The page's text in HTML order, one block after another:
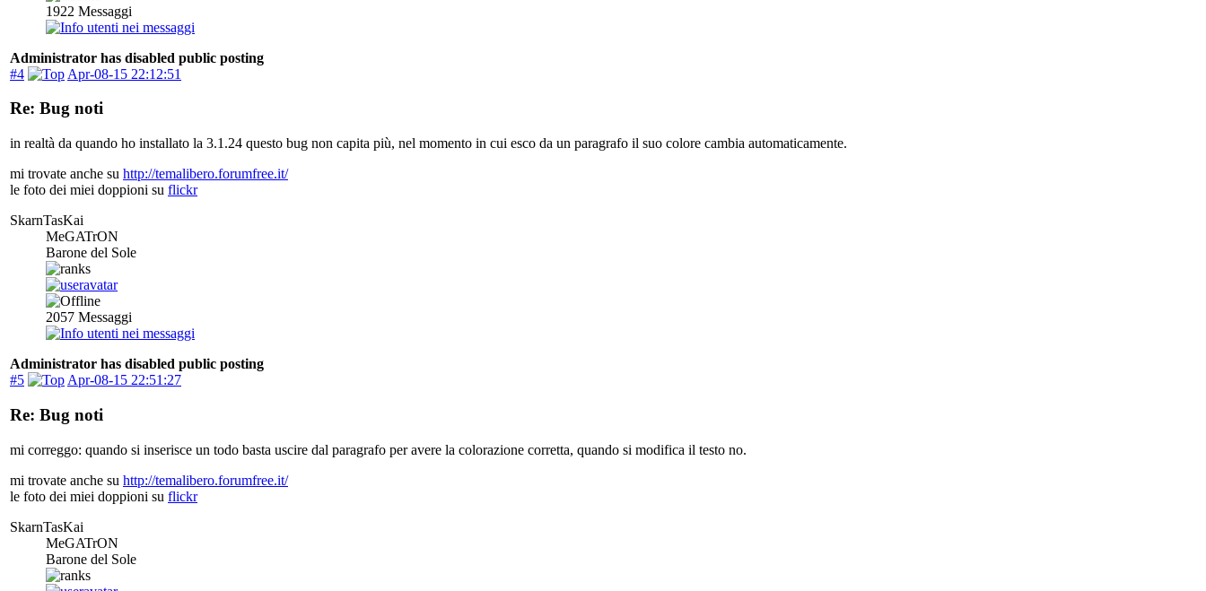
1922 Messaggi
Administrator has disabled public posting
#4
Apr-08-15 22:12:51
Re: Bug noti
in realtà da quando ho installato la 3.1.24 questo bug non capita più, nel momento in cui esco da un paragrafo il suo colore cambia automaticamente.
mi trovate anche su http://temalibero.forumfree.it/
le foto dei miei doppioni su flickr
SkarnTasKai
MeGATrON
Barone del Sole
2057 Messaggi
Administrator has disabled public posting
#5
Apr-08-15 22:51:27
Re: Bug noti
mi correggo: quando si inserisce un todo basta uscire dal paragrafo per avere la colorazione corretta, quando si modifica il testo no.
mi trovate anche su http://temalibero.forumfree.it/
le foto dei miei doppioni su flickr
SkarnTasKai
MeGATrON
Barone del Sole